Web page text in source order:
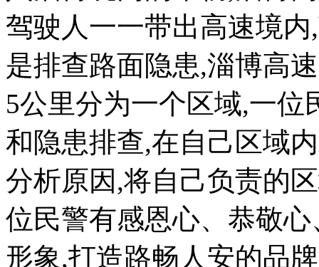
驾驶人一一带出高速境
是排查路面隐患,淄博高
5公里分为一个区域,一
和隐患排查,在自己区域
分析原因,将自己负责的
位民警有感恩心、恭敬
形象,打造路畅人安的品